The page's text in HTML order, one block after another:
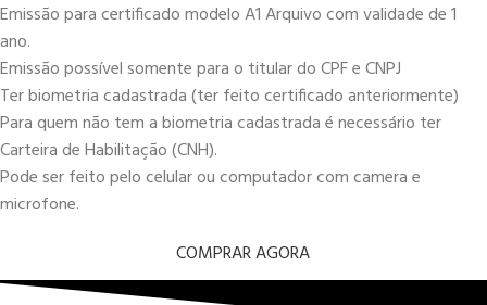
Emissão para certificado modelo A1 Arquivo com validade de 1
ano.
Emissão possível somente para o titular do CPF e CNPJ
Ter biometria cadastrada (ter feito certificado anteriormente)
Para quem não tem a biometria cadastrada é necessário ter
Carteira de Habilitação (CNH).
Pode ser feito pelo celular ou computador com camera e
microfone.
COMPRAR AGORA